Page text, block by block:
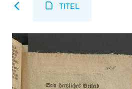
TITEL